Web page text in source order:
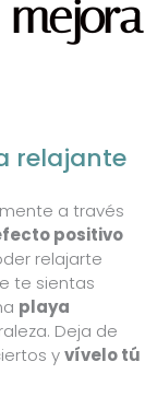
relajante
a través
positivo
relajarte
te sientas
playa
Deja de
yvívelo tú